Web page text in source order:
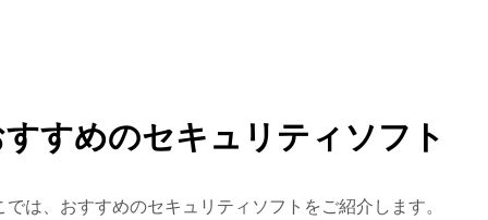
すめのセキュリティソフト
では、おすすめのセキュリティソフトをご紹介します。